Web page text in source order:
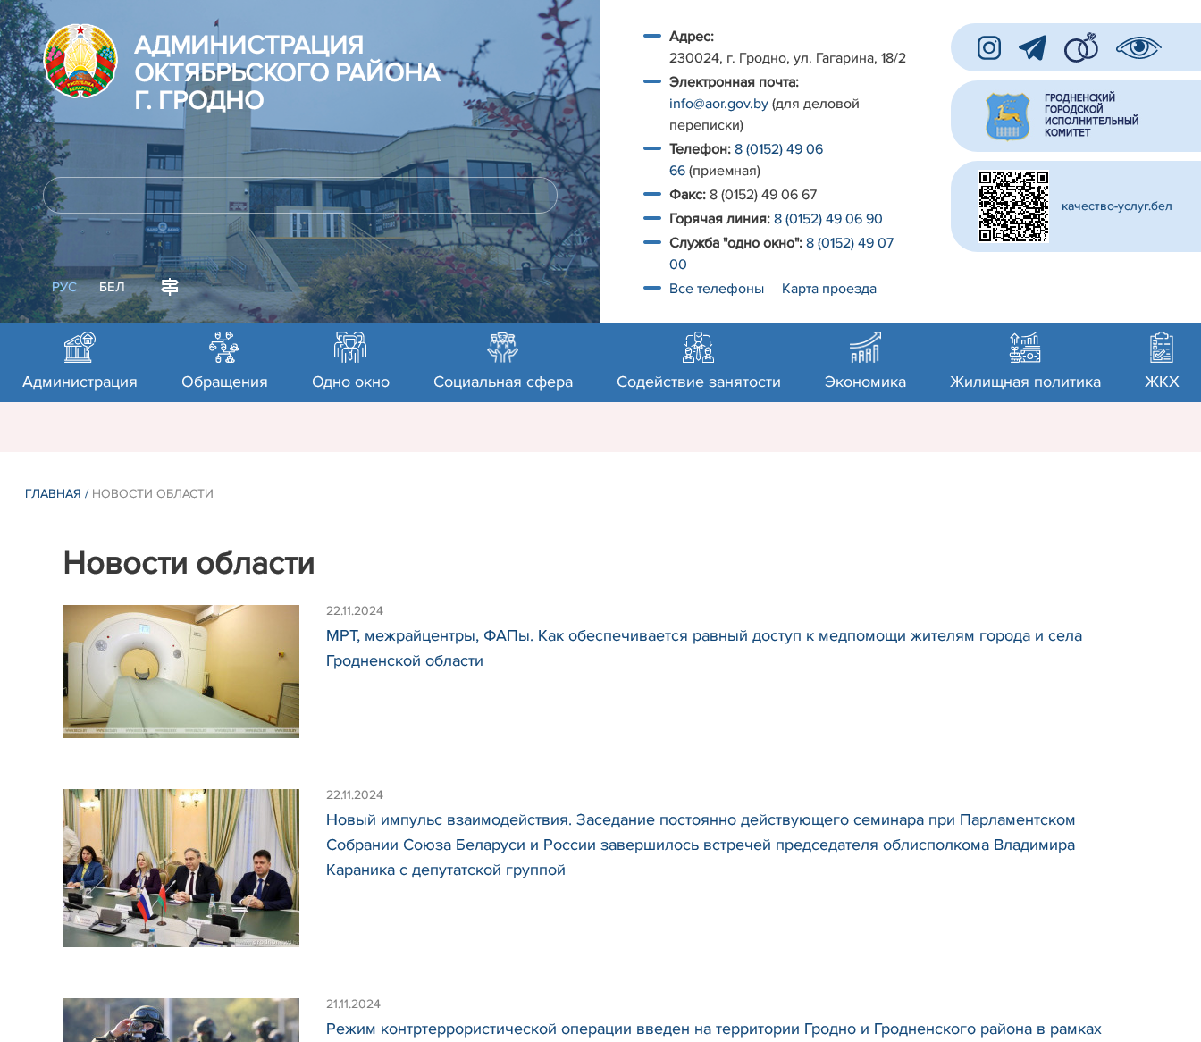
АДМИНИСТРАЦИЯ
ОКТЯБРЬСКОГО РАЙОНА
Г. ГРОДНО
РУС БЕЛ
Адрес:
230024, г. Гродно, ул. Гагарина, 18/2
Электронная почта:
info@aor.gov.by (для деловой
переписки)
Телефон: 8 (0152) 49 06
66 (приемная)
Факс: 8 (0152) 49 06 67
Горячая линия: 8 (0152) 49 06 90
Служба "одно окно": 8 (0152) 49 07
00
Все телефоны
Карта проезда
качество-услуг.бел
Администрация Обращения Одно окно Социальная сфера Содействие занятости Экономика Жилищная политика ЖКХ
ГЛАВНАЯ / НОВОСТИ ОБЛАСТИ
Новости области
22.11.2024
МРТ, межрайцентры, ФАПы. Как обеспечивается равный доступ к медпомощи жителям города и села
Гродненской области
22.11.2024
Новый импульс взаимодействия. Заседание постоянно действующего семинара при Парламентском
Собрании Союза Беларуси и России завершилось встречей председателя облисполкома Владимира
Караника с депутатской группой
21.11.2024
Режим контртеррористической операции введен на территории Гродно и Гродненского района в рамках